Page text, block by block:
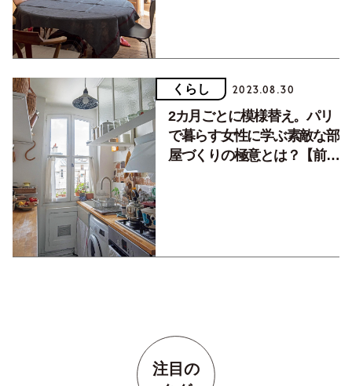
くらし 2023.08.30
2カ月ごとに模様替え。パリ
で暮らす女性に学ぶ素敵な部
屋づくりの極意とは？【前
注目の